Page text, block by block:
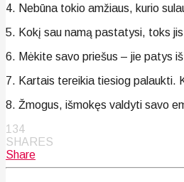
4. Nebūna tokio amžiaus, kurio
5. Kokį sau namą pastatysi, toks
6. Mėkite savo priešus – jie patys
7. Kartais tereikia tiesiog palaukti.
8. Žmogus, išmokęs valdyti savo
134
SHARES
Share